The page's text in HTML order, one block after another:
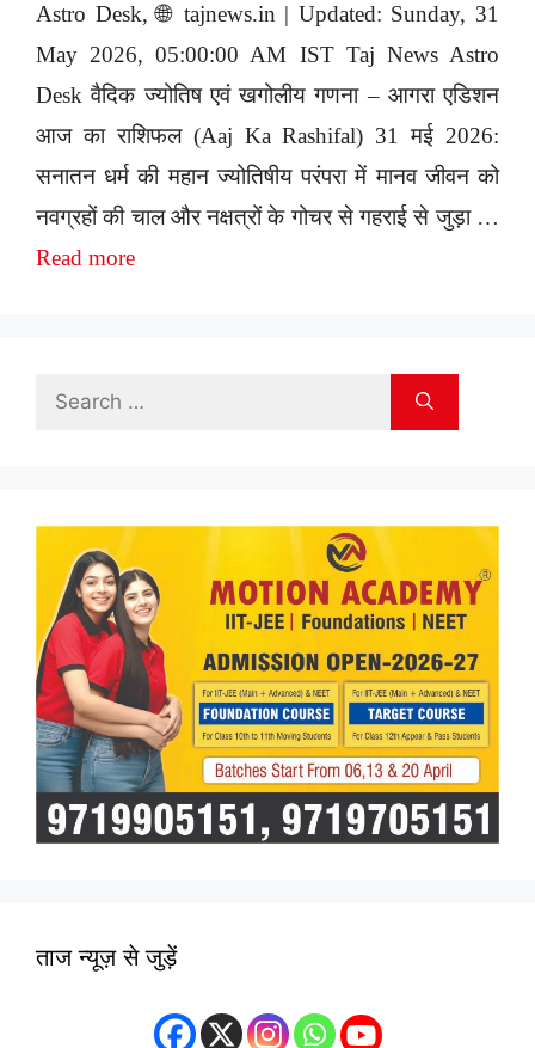
Astro Desk, 🌐 tajnews.in | Updated: Sunday, 31
May 2026, 05:00:00 AM IST Taj News Astro
Desk वैदिक ज्योतिष एवं खगोलीय गणना – आगरा एडिशन
आज का राशिफल (Aaj Ka Rashifal) 31 मई 2026:
सनातन धर्म की महान ज्योतिषीय परंपरा में मानव जीवन को
नवग्रहों की चाल और नक्षत्रों के गोचर से गहराई से जुड़ा …
Read more
Search
ताज न्यूज़ से जुड़ें